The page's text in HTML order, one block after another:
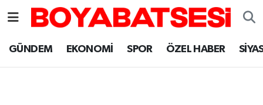
GÜNDEM EKONOMİ SPOR ÖZEL HABER
Sinop Nöbetçi Eczaneler